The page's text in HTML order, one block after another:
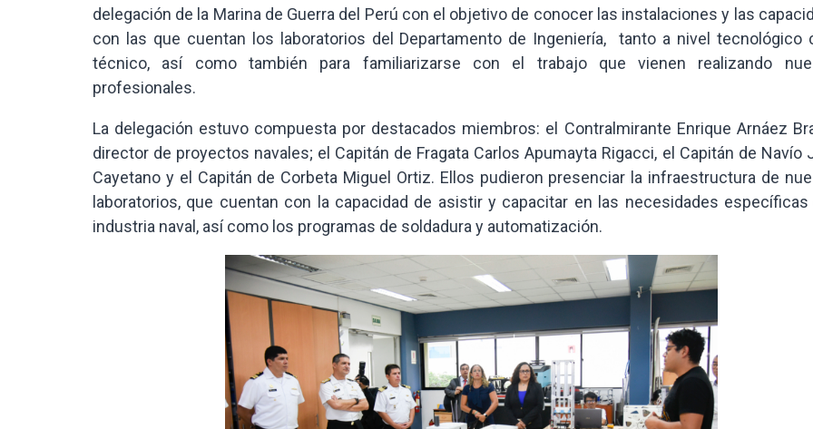
delegación de la Marina de Guerra del Perú con el objetivo de conocer las instalaciones y las
con las que cuentan los laboratorios del Departamento de Ingeniería, tanto a nivel tecnológico
técnico, así como también para familiarizarse con el trabajo que vienen realizando
profesionales.
La delegación estuvo compuesta por destacados miembros: el Contralmirante Enrique Arnáez
director de proyectos navales; el Capitán de Fragata Carlos Apumayta Rigacci, el Capitán de Navío
Cayetano y el Capitán de Corbeta Miguel Ortiz. Ellos pudieron presenciar la infraestructura de
laboratorios, que cuentan con la capacidad de asistir y capacitar en las necesidades específicas
industria naval, así como los programas de soldadura y automatización.